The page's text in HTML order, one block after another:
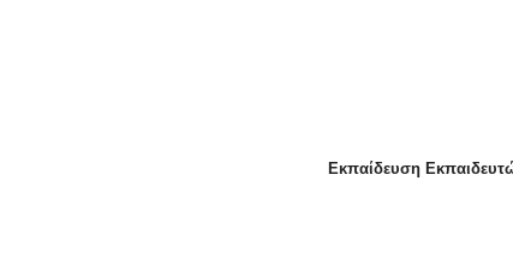
Εκπαίδευση